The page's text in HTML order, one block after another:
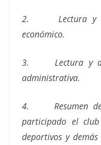
2. Lectura y
económico.
3.Lectura y
administrativa.
4. Resumen
participado el
deportivos y